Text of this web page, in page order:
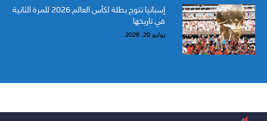
إسبانيا تتوج بطلة لكأس العالم 2026 للمرة الثانية
في تاريخها
يوليو 20, 2026